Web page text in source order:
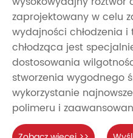
zaprojektowany w celu
wydajności chłodzenia i
chłodząca jest
dostosowania
stworzenia wygodnego
wykorzystanie
polimeru i